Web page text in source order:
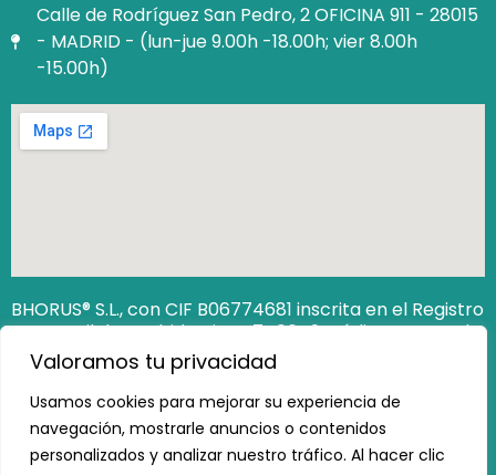
Valoramos tu privacidad
Usamos cookies para mejorar su experiencia de
navegación, mostrarle anuncios o contenidos
personalizados y analizar nuestro tráfico. Al hacer clic
Calle de Rodríguez San Pedro, 2 OFICINA 911 - 28015
- MADRID - (lun-jue 9.00h -18.00h; vier 8.00h
-15.00h)
BHORUS® S.L., con CIF B06774681 inscrita en el Registro
Mercantil de Madrid Hoja M‐740649. Código Seguro de
Verificación (CSV): 12806538162473100
https://www.registradores.org/csv